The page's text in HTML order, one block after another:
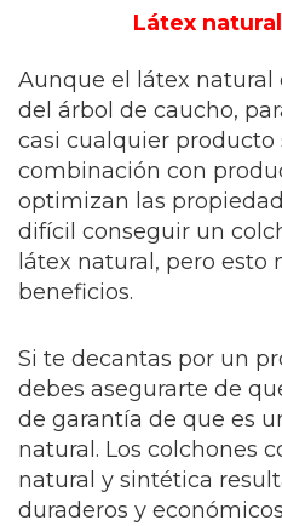
Látex
Aunque el látex natural
del árbol de caucho,
casi cualquier producto
combinación con
optimizan las
difícil conseguir un
látex natural, pero esto
beneficios.
Si te decantas por un
debes asegurarte de
de garantía de que es
natural. Los colchones
natural y sintética
duraderos y